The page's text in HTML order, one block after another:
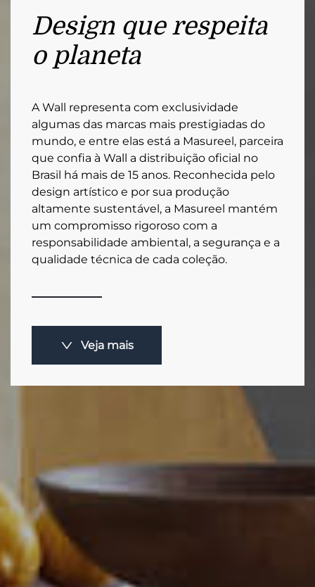
Design que respeita
o planeta
A Wall representa com exclusividade
algumas das marcas mais prestigiadas do
mundo, e entre elas está a Masureel, parceira
que confia à Wall a distribuição oficial no
Brasil há mais de 15 anos. Reconhecida pelo
design artístico e por sua produção
altamente sustentável, a Masureel mantém
um compromisso rigoroso com a
responsabilidade ambiental, a segurança e a
qualidade técnica de cada coleção.
Veja mais